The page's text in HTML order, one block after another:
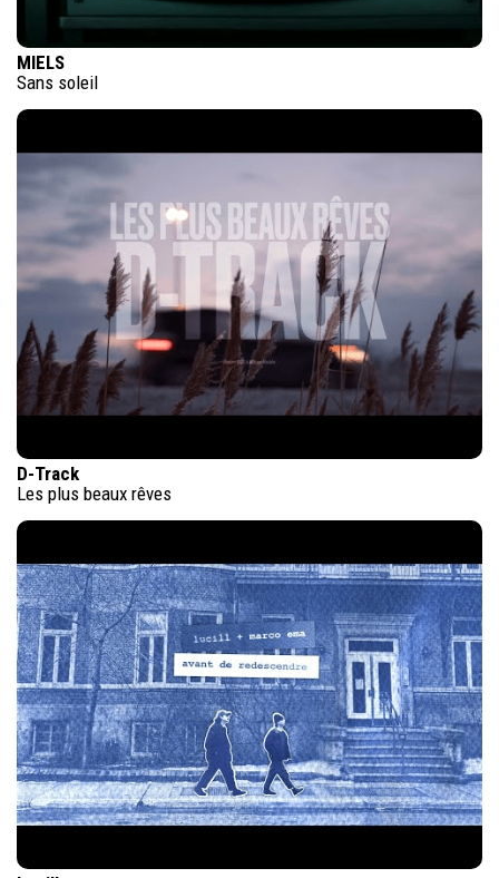
MIELS
Sans soleil
D-Track
Les plus beaux rêves